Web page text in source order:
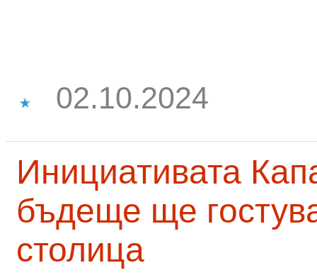
02.10.2024
Инициативата
бъдеще ще
столица